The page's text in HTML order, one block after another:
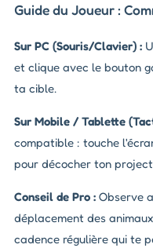
Guide du Joueur :
Sur PC (Souris/Clavier) :
et clique avec le bouton
ta cible.
Sur Mobile / Tablette
compatible : touche
pour décocher ton
Conseil de Pro : Observe
déplacement des
cadence régulière qui te